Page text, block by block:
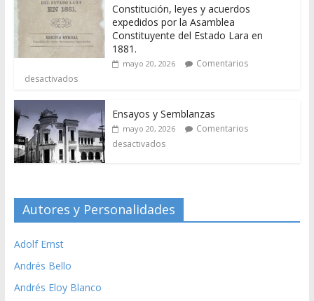
Constitución, leyes y acuerdos
expedidos por la Asamblea
Constituyente del Estado Lara en
1881.
mayo 20, 2026
Comentarios
desactivados
Ensayos y Semblanzas
mayo 20, 2026
Comentarios
desactivados
Autores y Personalidades
Adolf Ernst
Andrés Bello
Andrés Eloy Blanco